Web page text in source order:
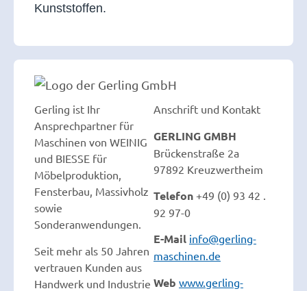
Gerling ist Ihr
Ansprechpartner für
Maschinen von WEINIG
und BIESSE für
Möbelproduktion,
Fensterbau, Massivholz
sowie
Sonderanwendungen.
Seit mehr als 50 Jahren
vertrauen Kunden aus
Handwerk und Industrie
Anschrift und Kontakt
GERLING GMBH
Brückenstraße 2a
97892 Kreuzwertheim
Telefon +49 (0) 93 42 .
92 97-0
E-Mail info@gerling-
maschinen.de
Web www.gerling-
Kunststoffen.